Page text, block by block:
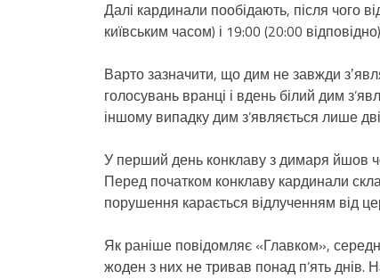
Далі кардинали пообідають, після чого
київським часом) і 19:00 (20:00
Варто зазначити, що дим не завжди
голосувань вранці і вдень білий дим
іншому випадку дим з’являється лише
У перший день конклаву з димаря йшов
Перед початком конклаву кардинали
порушення карається відлученням від
Як раніше повідомляє «Главком»,
жоден з них не тривав понад п’ять днів.